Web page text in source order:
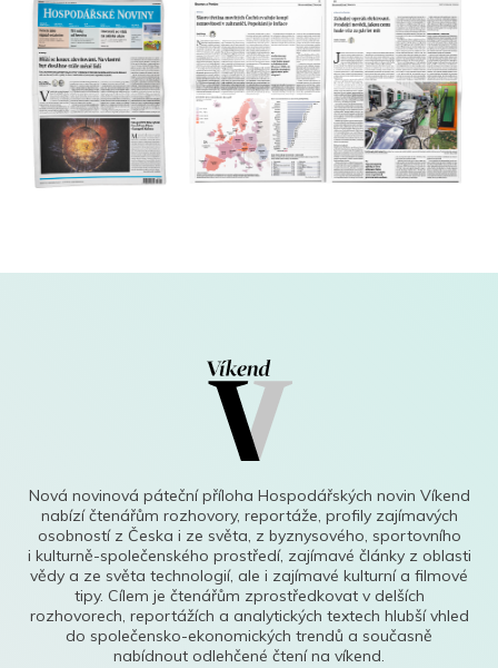
Nová novinová páteční příloha Hospodářských novin Víkend
nabízí čtenářům rozhovory, reportáže, profily zajímavých
osobností z Česka i ze světa, z byznysového, sportovního
i kulturně-společenského prostředí, zajímavé články z oblasti
vědy a ze světa technologií, ale i zajímavé kulturní a filmové
tipy. Cílem je čtenářům zprostředkovat v delších
rozhovorech, reportážích a analytických textech hlubší vhled
do společensko-ekonomických trendů a současně
nabídnout odlehčené čtení na víkend.